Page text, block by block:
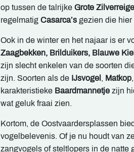
op tussen de talrijke Grote
regelmatig Casarca’s gezien die hier
Ook in de winter en het najaar is er
Zaagbekken, Brilduikers, Blauwe
zijn slecht enkelen van de soorten
zijn. Soorten als de IJsvogel , Matkop,
karakteristieke Baardmannetje zijn
wat geluk fraai zien.
Kortom, de Oostvaardersplassen
vogelbelevenis. Of je nu houdt van
zangvogels of steltlopers in de natte